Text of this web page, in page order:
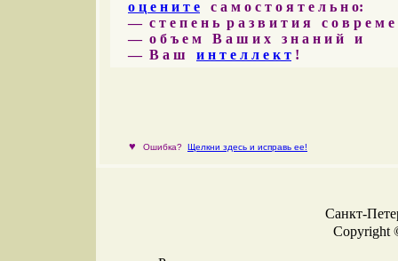
о ц е н и т е с а м о с т о я т е л ь н о:
— с т е п е н ь р а з в и т и я с о в р е м
— о б ъ е м В а ш и х з н а н и й и
— В а ш и н т е л л е к т !
♥ Ошибка? Щелкни здесь и исправь ее!
Санкт-
Copyright